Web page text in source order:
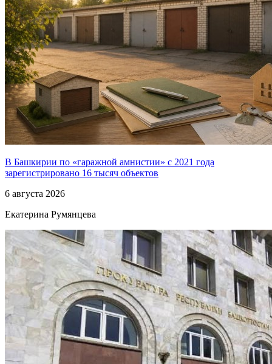
В Башкирии по «гаражной амнистии» с 2021 года
зарегистрировано 16 тысяч объектов
6 августа 2026
Екатерина Румянцева